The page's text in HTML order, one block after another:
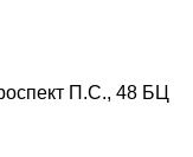
П.С., 48 БЦ